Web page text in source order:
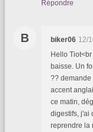
Répondre
B biker06 12/
Hello
baisse. Un
?? demande
accent
ce matin,
digestifs, j'ai
reprendre la